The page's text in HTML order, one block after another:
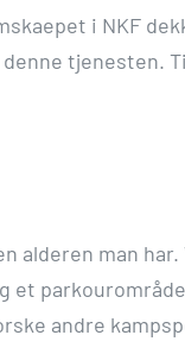
i NKF
tjenesten.
alderen man
et
andre